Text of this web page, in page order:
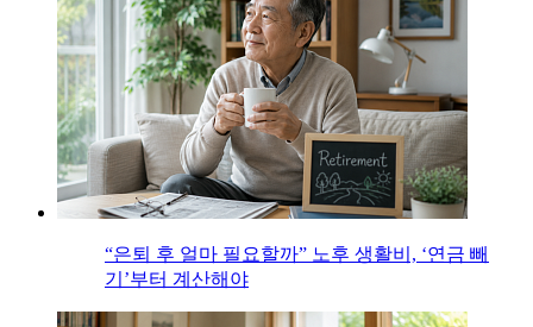
“은퇴 후 얼마 필요할까” 노후 생활비, ‘연금 빼
기’부터 계산해야